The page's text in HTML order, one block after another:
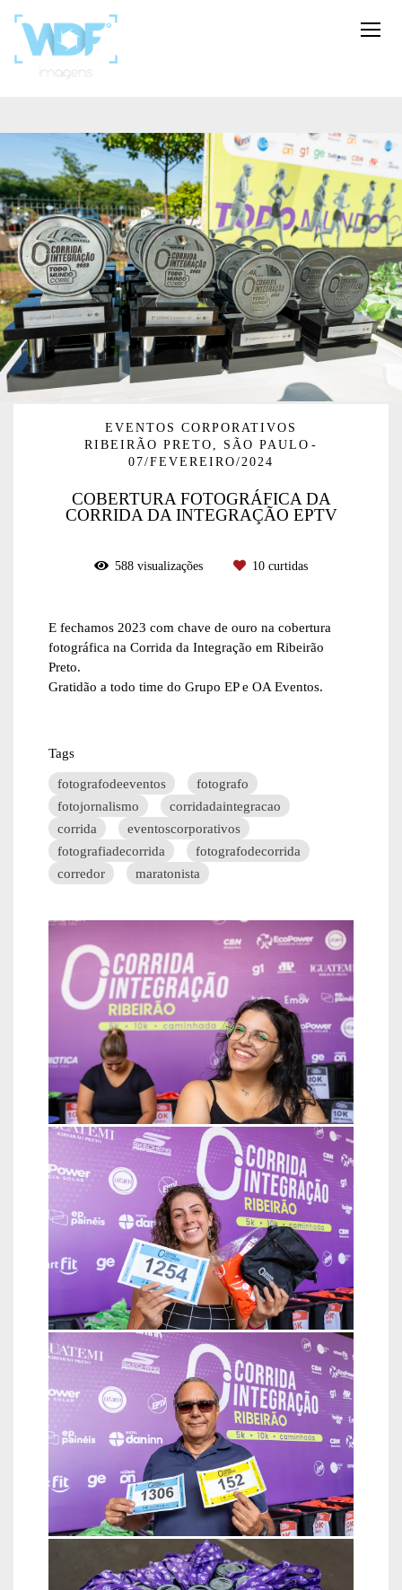
EVENTOS CORPORATIVOS
RIBEIRÃO PRETO, SÃO PAULO
07/FEVEREIRO/2024
COBERTURA FOTOGRÁFICA DA
CORRIDA DA INTEGRAÇÃO EPTV
588 visualizações 10 curtidas
E fechamos 2023 com chave de ouro na cobertura
fotográfica na Corrida da Integração em Ribeirão
Preto.
Gratidão a todo time do Grupo EP e OA Eventos.
Tags
fotografodeeventos
fotografo
fotojornalismo
corridadaintegracao
corrida
eventoscorporativos
fotografiadecorrida
fotografodecorrida
corredor
maratonista